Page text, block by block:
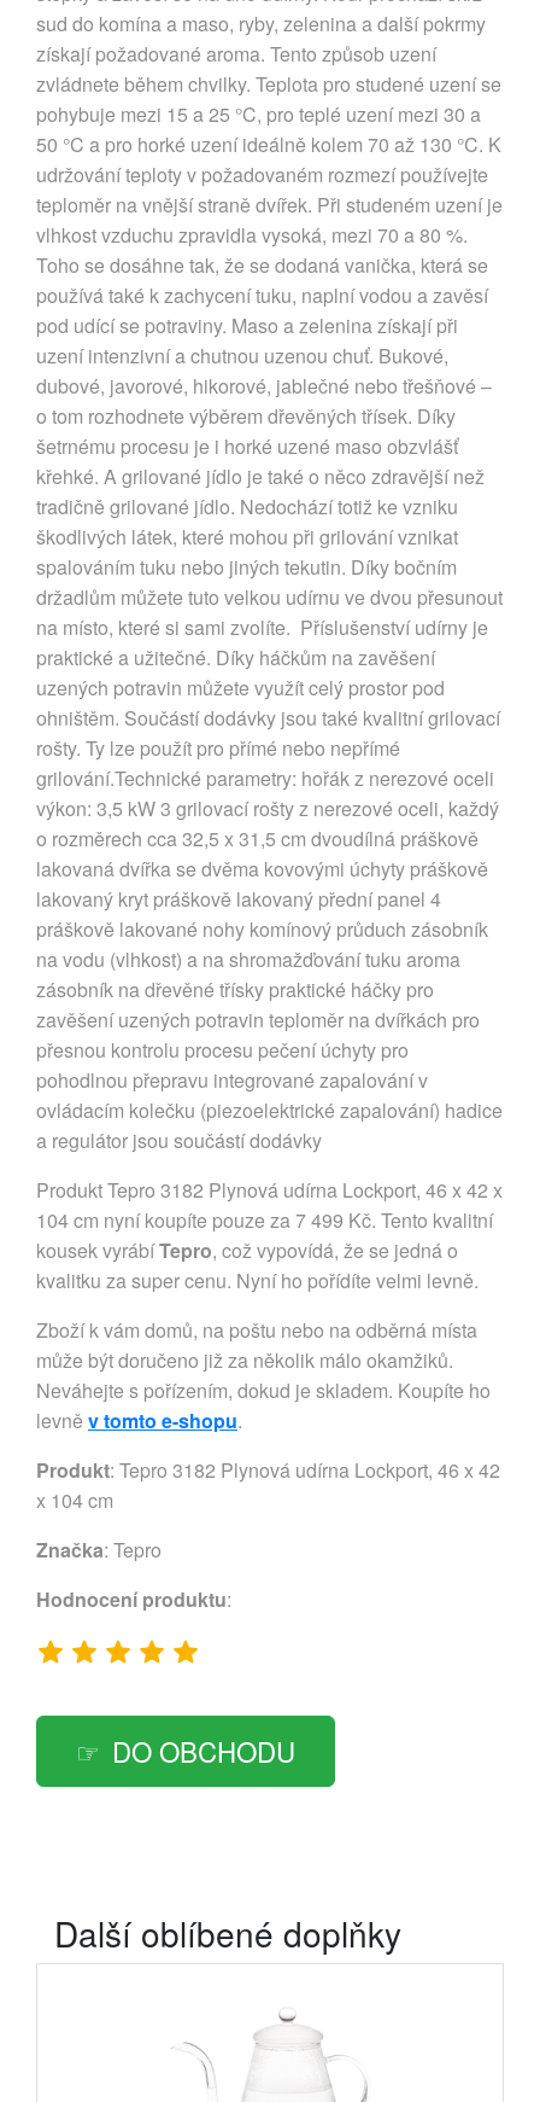
sud do komína a maso, ryby, zelenina a další pokrmy
získají požadované aroma. Tento způsob uzení
zvládnete během chvilky. Teplota pro studené uzení se
pohybuje mezi 15 a 25 °C, pro teplé uzení mezi 30 a
50 °C a pro horké uzení ideálně kolem 70 až 130 °C. K
udržování teploty v požadovaném rozmezí používejte
teploměr na vnější straně dvířek. Při studeném uzení je
vlhkost vzduchu zpravidla vysoká, mezi 70 a 80 %.
Toho se dosáhne tak, že se dodaná vanička, která se
používá také k zachycení tuku, naplní vodou a zavěsí
pod udící se potraviny. Maso a zelenina získají při
uzení intenzivní a chutnou uzenou chuť. Bukové,
dubové, javorové, hikorové, jablečné nebo třešňové –
o tom rozhodnete výběrem dřevěných třísek. Díky
šetrnému procesu je i horké uzené maso obzvlášť
křehké. A grilované jídlo je také o něco zdravější než
tradičně grilované jídlo. Nedochází totiž ke vzniku
škodlivých látek, které mohou při grilování vznikat
spalováním tuku nebo jiných tekutin. Díky bočním
držadlům můžete tuto velkou udírnu ve dvou přesunout
na místo, které si sami zvolíte. Příslušenství udírny je
praktické a užitečné. Díky háčkům na zavěšení
uzených potravin můžete využít celý prostor pod
ohništěm. Součástí dodávky jsou také kvalitní grilovací
rošty. Ty lze použít pro přímé nebo nepřímé
grilování.Technické parametry: hořák z nerezové oceli
výkon: 3,5 kW 3 grilovací rošty z nerezové oceli, každý
o rozměrech cca 32,5 x 31,5 cm dvoudílná práškově
lakovaná dvířka se dvěma kovovými úchyty práškově
lakovaný kryt práškově lakovaný přední panel 4
práškově lakované nohy komínový průduch zásobník
na vodu (vlhkost) a na shromažďování tuku aroma
zásobník na dřevěné třísky praktické háčky pro
zavěšení uzených potravin teploměr na dvířkách pro
přesnou kontrolu procesu pečení úchyty pro
pohodlnou přepravu integrované zapalování v
ovládacím kolečku (piezoelektrické zapalování) hadice
a regulátor jsou součástí dodávky
Produkt Tepro 3182 Plynová udírna Lockport, 46 x 42 x
104 cm nyní koupíte pouze za 7 499 Kč. Tento kvalitní
kousek vyrábíTepro, což vypovídá, že se jedná o
kvalitku za super cenu. Nyní ho pořídíte velmi levně.
Zboží k vám domů, na poštu nebo na odběrná místa
může být doručeno již za několik málo okamžiků.
Neváhejte s pořízením, dokud je skladem. Koupíte ho
levně v tomto e-shopu.
Produkt: Tepro 3182 Plynová udírna Lockport, 46 x 42
x 104 cm
Značka: Tepro
Hodnocení produktu:
DO OBCHODU
Další oblíbené doplňky